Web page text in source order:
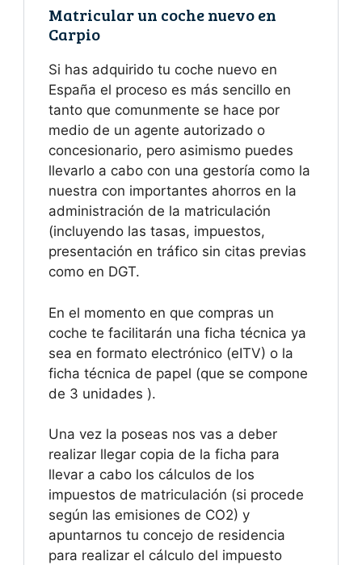
Matricular un coche nuevo en
Carpio
Si has adquirido tu coche nuevo en
España el proceso es más sencillo en
tanto que comunmente se hace por
medio de un agente autorizado o
concesionario, pero asimismo puedes
llevarlo a cabo con una gestoría como la
nuestra con importantes ahorros en la
administración de la matriculación
(incluyendo las tasas, impuestos,
presentación en tráfico sin citas previas
como en DGT.
En el momento en que compras un
coche te facilitarán una ficha técnica ya
sea en formato electrónico (eITV) o la
ficha técnica de papel (que se compone
de 3 unidades ).
Una vez la poseas nos vas a deber
realizar llegar copia de la ficha para
llevar a cabo los cálculos de los
impuestos de matriculación (si procede
según las emisiones de CO2) y
apuntarnos tu concejo de residencia
para realizar el cálculo del impuesto